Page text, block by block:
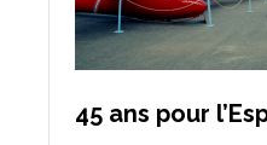
45 ans pour